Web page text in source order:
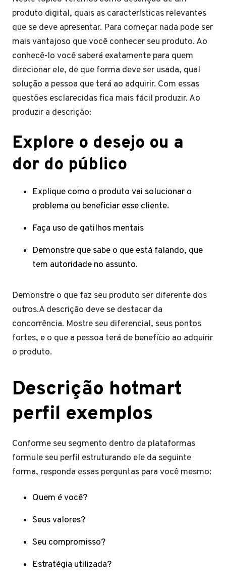
produto digital, quais as características relevantes
que se deve apresentar. Para começar nada pode ser
mais vantajoso que você conhecer seu produto. Ao
conhecê-lo você saberá exatamente para quem
direcionar ele, de que forma deve ser usada, qual
solução a pessoa que terá ao adquirir. Com essas
questões esclarecidas fica mais fácil produzir. Ao
produzir a descrição:
Explore o desejo ou a
dor do público
Explique como o produto vai solucionar o
problema ou beneficiar esse cliente.
Faça uso de gatilhos mentais
Demonstre que sabe o que está falando, que
tem autoridade no assunto.
Demonstre o que faz seu produto ser diferente dos
outros.A descrição deve se destacar da
concorrência. Mostre seu diferencial, seus pontos
fortes, e o que a pessoa terá de benefício ao adquirir
o produto.
Descrição hotmart
perfil exemplos
Conforme seu segmento dentro da plataformas
formule seu perfil estruturando ele da seguinte
forma, responda essas perguntas para você mesmo:
Quem é você?
Seus valores?
Seu compromisso?
Estratégia utilizada?